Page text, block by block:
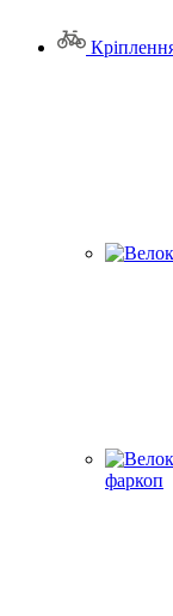
фаркоп